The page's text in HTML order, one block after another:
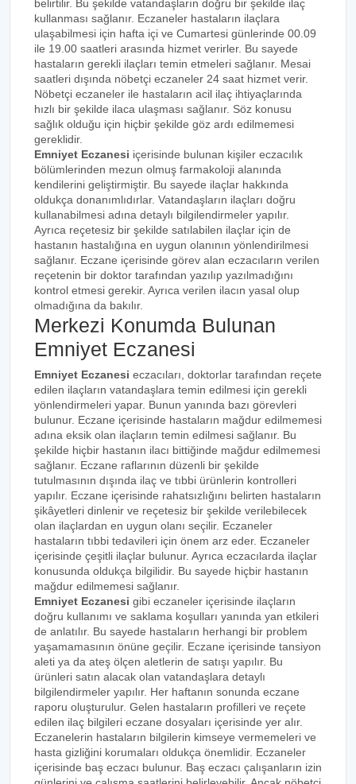
belirtilir. Bu şekilde vatandaşların doğru bir şekilde ilaç
kullanması sağlanır. Eczaneler hastaların ilaçlara
ulaşabilmesi için hafta içi ve Cumartesi günlerinde 00.09
ile 19.00 saatleri arasında hizmet verirler. Bu sayede
hastaların gerekli ilaçları temin etmeleri sağlanır. Mesai
saatleri dışında nöbetçi eczaneler 24 saat hizmet verir.
Nöbetçi eczaneler ile hastaların acil ilaç ihtiyaçlarında
hızlı bir şekilde ilaca ulaşması sağlanır. Söz konusu
sağlık olduğu için hiçbir şekilde göz ardı edilmemesi
gereklidir.
Emniyet Eczanesi içerisinde bulunan kişiler eczacılık
bölümlerinden mezun olmuş farmakoloji alanında
kendilerini geliştirmiştir. Bu sayede ilaçlar hakkında
oldukça donanımlıdırlar. Vatandaşların ilaçları doğru
kullanabilmesi adına detaylı bilgilendirmeler yapılır.
Ayrıca reçetesiz bir şekilde satılabilen ilaçlar için de
hastanın hastalığına en uygun olanının yönlendirilmesi
sağlanır. Eczane içerisinde görev alan eczacıların verilen
reçetenin bir doktor tarafından yazılıp yazılmadığını
kontrol etmesi gerekir. Ayrıca verilen ilacın yasal olup
olmadığına da bakılır.
Merkezi Konumda Bulunan
Emniyet Eczanesi
Emniyet Eczanesi eczacıları, doktorlar tarafından reçete
edilen ilaçların vatandaşlara temin edilmesi için gerekli
yönlendirmeleri yapar. Bunun yanında bazı görevleri
bulunur. Eczane içerisinde hastaların mağdur edilmemesi
adına eksik olan ilaçların temin edilmesi sağlanır. Bu
şekilde hiçbir hastanın ilacı bittiğinde mağdur edilmemesi
sağlanır. Eczane raflarının düzenli bir şekilde
tutulmasının dışında ilaç ve tıbbi ürünlerin kontrolleri
yapılır. Eczane içerisinde rahatsızlığını belirten hastaların
şikâyetleri dinlenir ve reçetesiz bir şekilde verilebilecek
olan ilaçlardan en uygun olanı seçilir. Eczaneler
hastaların tıbbi tedavileri için önem arz eder. Eczaneler
içerisinde çeşitli ilaçlar bulunur. Ayrıca eczacılarda ilaçlar
konusunda oldukça bilgilidir. Bu sayede hiçbir hastanın
mağdur edilmemesi sağlanır.
Emniyet Eczanesi gibi eczaneler içerisinde ilaçların
doğru kullanımı ve saklama koşulları yanında yan etkileri
de anlatılır. Bu sayede hastaların herhangi bir problem
yaşamamasının önüne geçilir. Eczane içerisinde tansiyon
aleti ya da ateş ölçen aletlerin de satışı yapılır. Bu
ürünleri satın alacak olan vatandaşlara detaylı
bilgilendirmeler yapılır. Her haftanın sonunda eczane
raporu oluşturulur. Gelen hastaların profilleri ve reçete
edilen ilaç bilgileri eczane dosyaları içerisinde yer alır.
Eczanelerin hastaların bilgilerin kimseye vermemeleri ve
hasta gizliğini korumaları oldukça önemlidir. Eczaneler
içerisinde baş eczacı bulunur. Baş eczacı çalışanların izin